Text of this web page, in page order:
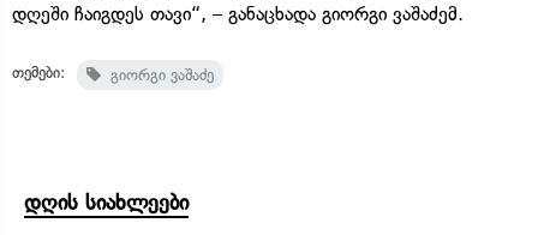
დღეში ჩაიგდეს თავი“, – განაცხადა გიორგი ვაშაძემ.
თემები: გიორგი ვაშაძე
დღის სიახლეები